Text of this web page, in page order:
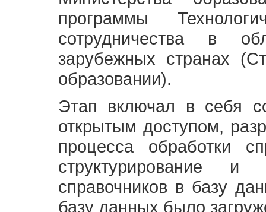
программы
сотрудничества в
зарубежных странах
образовании).
Этап включал в себя
открытым доступом,
процесса обработки
структурирование и
справочников в базу
базу данных было